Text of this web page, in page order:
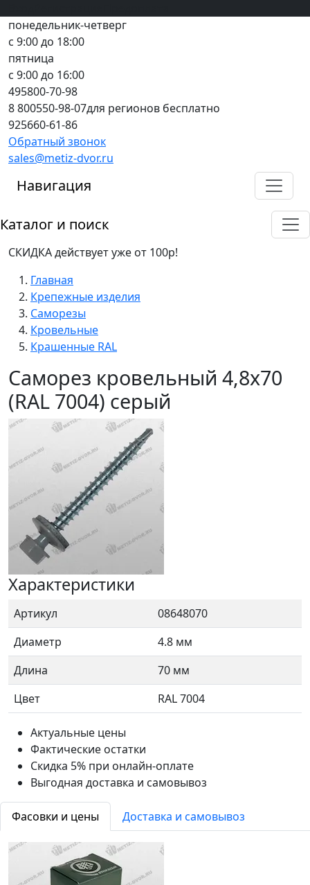
понедельник-четверг
с 9:00 до 18:00
пятница
с 9:00 до 16:00
495800-70-98
8 800550-98-07для регионов бесплатно
925660-61-86
Обратный звонок
sales@metiz-dvor.ru
Навигация
Каталог и поиск
СКИДКА действует уже от 100р!
Главная
Крепежные изделия
Саморезы
Кровельные
Крашенные RAL
Саморез кровельный 4,8x70
(RAL 7004) серый
Характеристики
Артикул
08648070
Диаметр
4.8 мм
Длина
70 мм
Цвет
RAL 7004
Актуальные цены
Фактические остатки
Скидка 5% при онлайн-оплате
Выгодная доставка и самовывоз
Фасовки и цены Доставка и самовывоз